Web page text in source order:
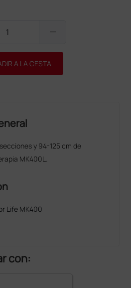
remove
A LA CESTA
y 94-125 cm de
MK400L.
Life MK400
con: